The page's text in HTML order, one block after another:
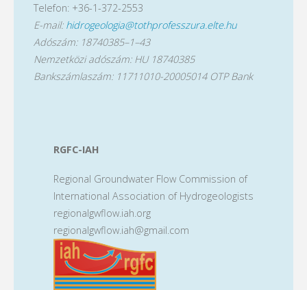
Telefon: +36-1-372-2553
E-mail: hidrogeologia@tothprofesszura.elte.hu
Adószám: 18740385–1–43
Nemzetközi adószám: HU 18740385
Bankszámlaszám: 11711010-20005014 OTP Bank
RGFC-IAH
Regional Groundwater Flow Commission of
International Association of Hydrogeologists
regionalgwflow.iah.org
regionalgwflow.iah@gmail.com